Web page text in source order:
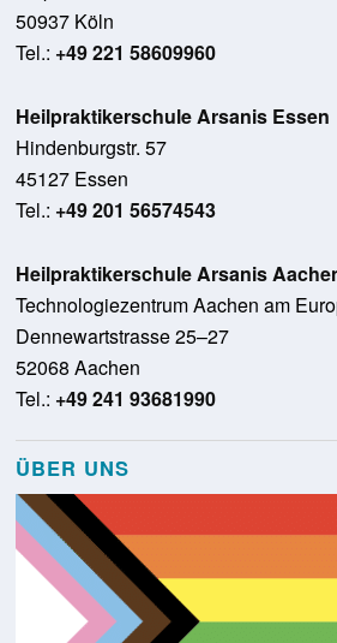
50937 Köln
Tel.: +49 221 58609960
Heilpraktikerschule Arsanis Essen
Hindenburgstr. 57
45127 Essen
Tel.: +49 201 56574543
Heilpraktikerschule Arsanis
Technologiezentrum Aachen am
Dennewartstrasse 25–27
52068 Aachen
Tel.: +49 241 93681990
ÜBER UNS
Team
Stellenangebote
Presse
Schulungsraumvermietung
Glossar